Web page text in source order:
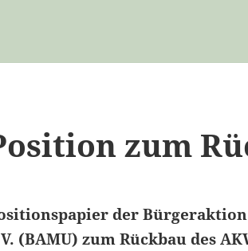
zum
der
(BAMU)zum Rückbau des